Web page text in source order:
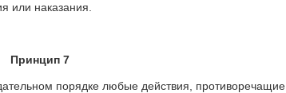
или наказания.
Принцип 7
порядке любые действия, противоречащие